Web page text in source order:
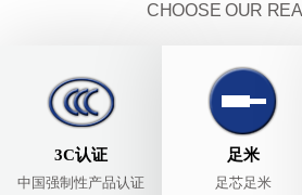
CHOOSE OUR
3C认证
中国强制性产品认证
足米
足芯足米